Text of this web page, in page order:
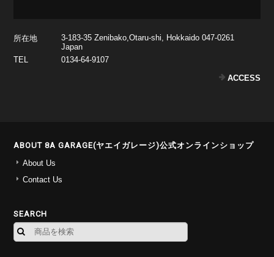
所在地
3-183-35 Zenibako,Otaru-shi, Hokkaido 047-0261
Japan
TEL
0134-64-9107
ACCESS
ABOUT 8A GARAGE(ヤエイガレージ)公式オンラインショップ
About Us
Contact Us
SEARCH